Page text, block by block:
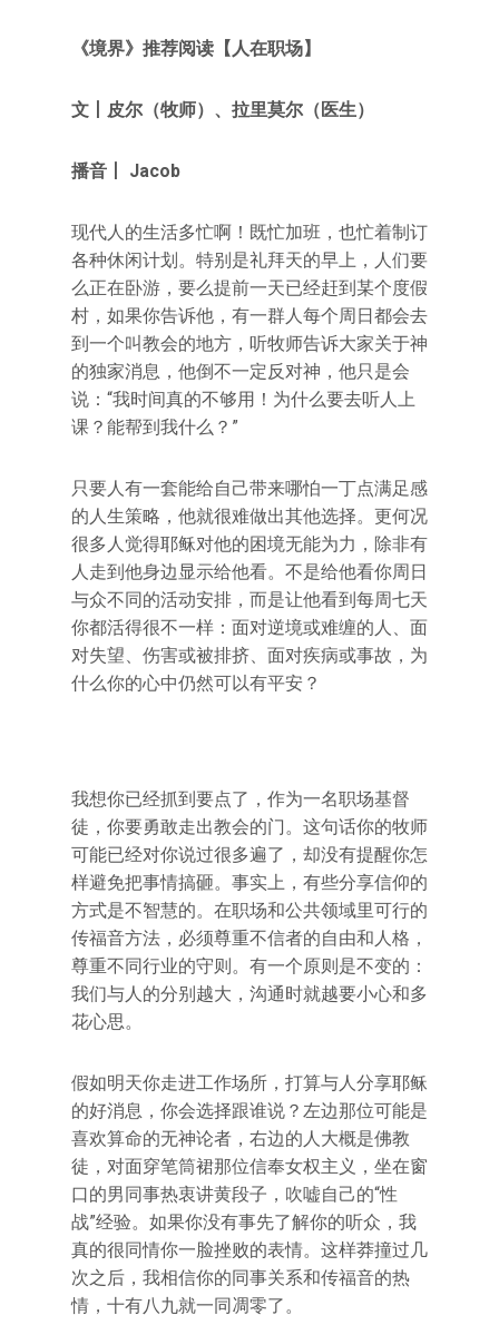
《境界》推荐阅读【人在职场】
文 皮尔（牧师）、拉里莫尔（医生）
播音丨 Jacob
现代人的生活多忙啊！既忙加班，也忙着制订
各种休闲计划。特别是礼拜天的早上，人们要
么正在卧游，要么提前一天已经赶到某个度假
村，如果你告诉他，有一群人每个周日都会去
到一个叫教会的地方，听牧师告诉大家关于神
的独家消息，他倒不一定反对神，他只是会
说：“我时间真的不够用！为什么要去听人上
课？能帮到我什么？”
只要人有一套能给自己带来哪怕一丁点满足感
的人生策略，他就很难做出其他选择。更何况
很多人觉得耶稣对他的困境无能为力，除非有
人走到他身边显示给他看。不是给他看你周日
与众不同的活动安排，而是让他看到每周七天
你都活得很不一样：面对逆境或难缠的人、面
对失望、伤害或被排挤、面对疾病或事故，为
什么你的心中仍然可以有平安？
我想你已经抓到要点了，作为一名职场基督
徒，你要勇敢走出教会的门。这句话你的牧师
可能已经对你说过很多遍了，却没有提醒你怎
样避免把事情搞砸。事实上，有些分享信仰的
方式是不智慧的。在职场和公共领域里可行的
传福音方法，必须尊重不信者的自由和人格，
尊重不同行业的守则。有一个原则是不变的：
我们与人的分别越大，沟通时就越要小心和多
花心思。
假如明天你走进工作场所，打算与人分享耶稣
的好消息，你会选择跟谁说？左边那位可能是
喜欢算命的无神论者，右边的人大概是佛教
徒，对面穿笔筒裙那位信奉女权主义，坐在窗
口的男同事热衷讲黄段子，吹嘘自己的“性
战”经验。如果你没有事先了解你的听众，我
真的很同情你一脸挫败的表情。这样莽撞过几
次之后，我相信你的同事关系和传福音的热
情，十有八九就一同凋零了。